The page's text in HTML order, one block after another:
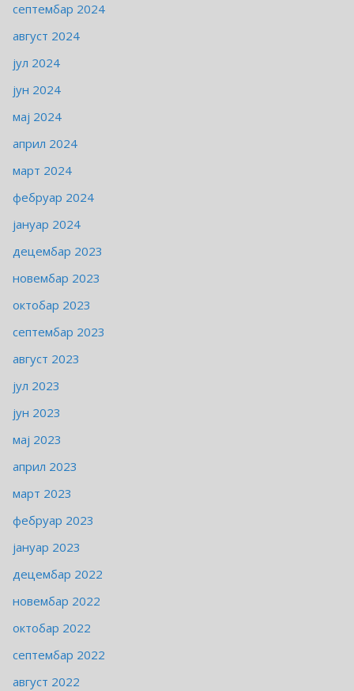
септембар 2024
август 2024
јул 2024
јун 2024
мај 2024
април 2024
март 2024
фебруар 2024
јануар 2024
децембар 2023
новембар 2023
октобар 2023
септембар 2023
август 2023
јул 2023
јун 2023
мај 2023
април 2023
март 2023
фебруар 2023
јануар 2023
децембар 2022
новембар 2022
октобар 2022
септембар 2022
август 2022